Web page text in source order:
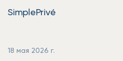
SimplePrivé
18 мая 2026 г.